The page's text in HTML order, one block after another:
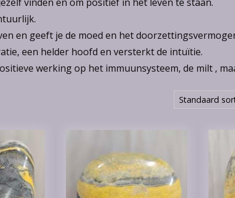
en geeft je de moed en het
een helder hoofd en versterkt de intuïtie.
werking op het immuunsysteem, de milt ,